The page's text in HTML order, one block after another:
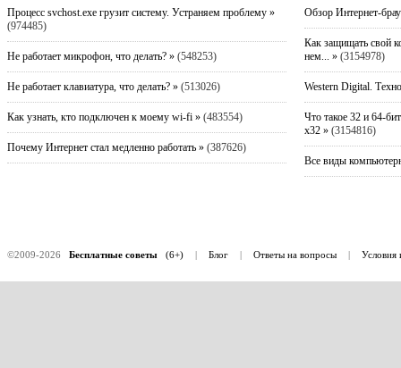
Процесс svchost.exe грузит систему. Устраняем проблему »
(974485)
Не работает микрофон, что делать? »(548253)
Не работает клавиатура, что делать? »(513026)
Как узнать, кто подключен к моему wi-fi »(483554)
Почему Интернет стал медленно работать »(387626)
Обзор Интернет-
Как защищать свой
нем... »(3154978)
Western Digital.
Что такое 32 и 64-
x32 »(3154816)
Все виды
©2009-2026 Бесплатные советы(6+) | Блог | Ответы на вопросы | Условия